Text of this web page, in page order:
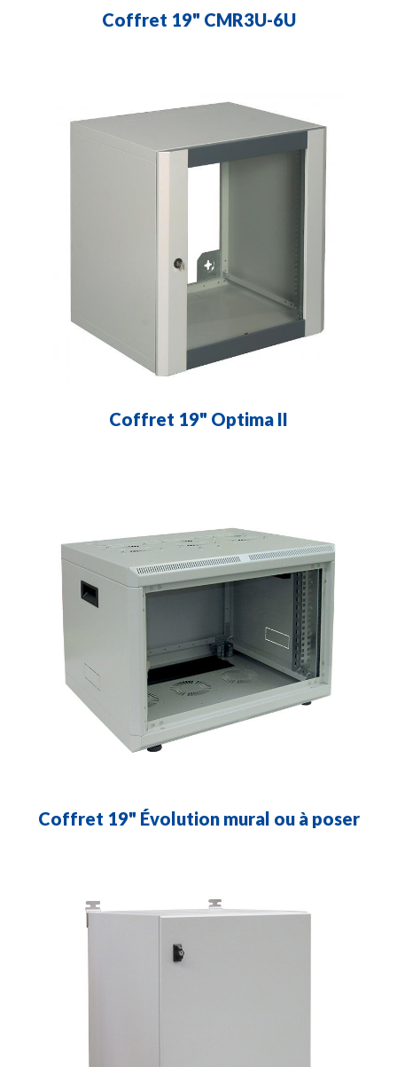
Coffret 19" CMR3U-6U
Coffret 19" Optima II
Coffret 19" Évolution mural ou à poser